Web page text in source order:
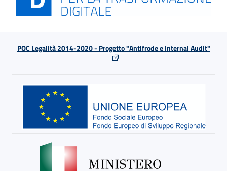
POC Legalità 2014-2020 - Progetto "Antifrode e Internal Audit"